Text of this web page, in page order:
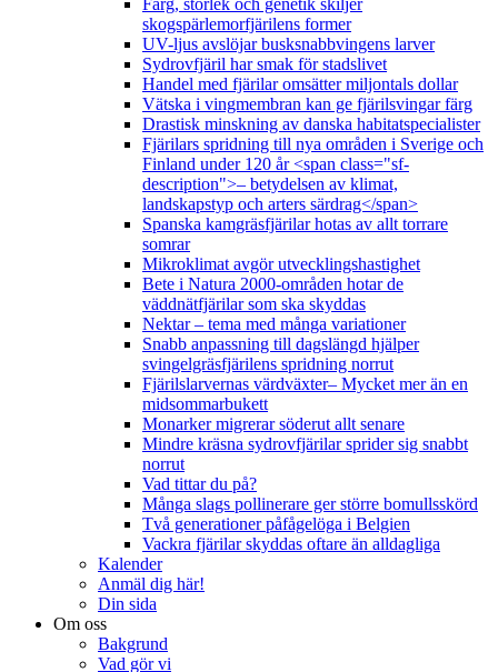
Färg, storlek och genetik skiljer
skogspärlemorfjärilens former
UV-ljus avslöjar busksnabbvingens larver
Sydrovfjäril har smak för stadslivet
Handel med fjärilar omsätter miljontals dollar
Vätska i vingmembran kan ge fjärilsvingar färg
Drastisk minskning av danska habitatspecialister
Fjärilars spridning till nya områden i Sverige och
Finland under 120 år <span class="sf-
description">– betydelsen av klimat,
landskapstyp och arters särdrag</span>
Spanska kamgräsfjärilar hotas av allt torrare
somrar
Mikroklimat avgör utvecklingshastighet
Bete i Natura 2000-områden hotar de
väddnätfjärilar som ska skyddas
Nektar – tema med många variationer
Snabb anpassning till dagslängd hjälper
svingelgräsfjärilens spridning norrut
Fjärilslarvernas värdväxter– Mycket mer än en
midsommarbukett
Monarker migrerar söderut allt senare
Mindre kräsna sydrovfjärilar sprider sig snabbt
norrut
Vad tittar du på?
Många slags pollinerare ger större bomullsskörd
Två generationer påfågelöga i Belgien
Vackra fjärilar skyddas oftare än alldagliga
Kalender
Anmäl dig här!
Din sida
Om oss
Bakgrund
Vad gör vi